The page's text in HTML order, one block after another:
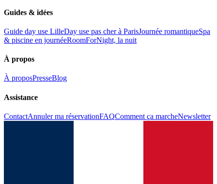
Guides & idées
Guide day use LilleDay use pas cher à ParisJournée romantiqueSpa
& piscine en journéeRoomForNight, la nuit
À propos
À proposPresseBlog
Assistance
ContactAnnuler ma réservationFAQComment ça marcheNewsletter